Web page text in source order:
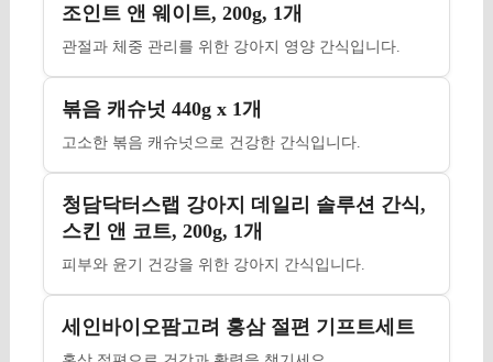
조인트 앤 웨이트, 200g, 1개
관절과 체중 관리를 위한 강아지 영양 간식입니다.
볶음 캐슈넛 440g x 1개
고소한 볶음 캐슈넛으로 건강한 간식입니다.
청담닥터스랩 강아지 데일리 솔루션 간식,
스킨 앤 코트, 200g, 1개
피부와 윤기 건강을 위한 강아지 간식입니다.
세인바이오팜고려 홍삼 절편 기프트세트